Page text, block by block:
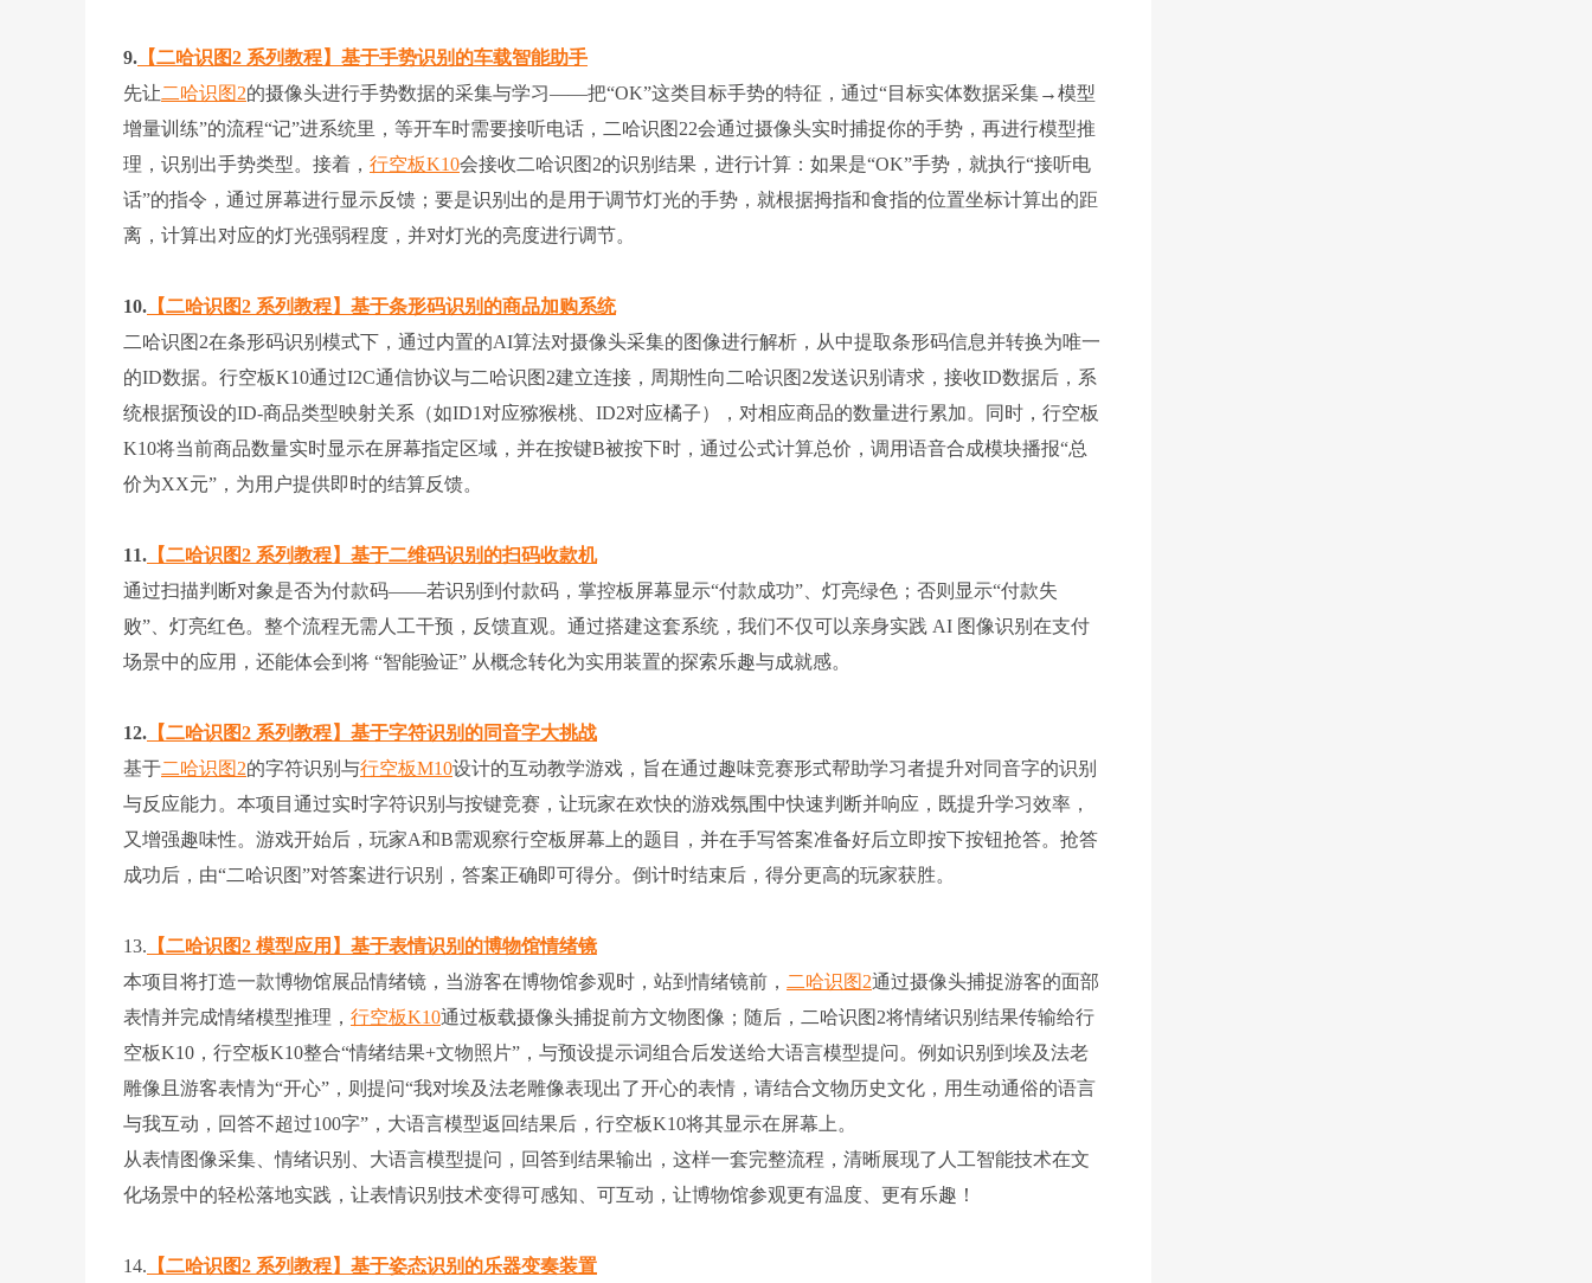
9. 【二哈识图2 系列教程】基于手势识别的车载智能助手
先让二哈识图2的摄像头进行手势数据的采集与学习——把“OK”这类目标手势的特征，通过“目标实体数据采集→模型
增量训练”的流程“记”进系统里，等开车时需要接听电话，二哈识图22会通过摄像头实时捕捉你的手势，再进行模型推
理，识别出手势类型。接着， 行空板K10会接收二哈识图2的识别结果，进行计算：如果是“OK”手势，就执行“接听电
话”的指令，通过屏幕进行显示反馈；要是识别出的是用于调节灯光的手势，就根据拇指和食指的位置坐标计算出的距
离，计算出对应的灯光强弱程度，并对灯光的亮度进行调节。
10. 【二哈识图2 系列教程】基于条形码识别的商品加购系统
二哈识图2在条形码识别模式下，通过内置的AI算法对摄像头采集的图像进行解析，从中提取条形码信息并转换为唯一
的ID数据。行空板K10通过I2C通信协议与二哈识图2建立连接，周期性向二哈识图2发送识别请求，接收ID数据后，系
统根据预设的ID-商品类型映射关系（如ID1对应猕猴桃、ID2对应橘子），对相应商品的数量进行累加。同时，行空板
K10将当前商品数量实时显示在屏幕指定区域，并在按键B被按下时，通过公式计算总价，调用语音合成模块播报“总
价为XX元”，为用户提供即时的结算反馈。
11. 【二哈识图2 系列教程】基于二维码识别的扫码收款机
通过扫描判断对象是否为付款码——若识别到付款码，掌控板屏幕显示“付款成功”、灯亮绿色；否则显示“付款失
败”、灯亮红色。整个流程无需人工干预，反馈直观。通过搭建这套系统，我们不仅可以亲身实践 AI 图像识别在支付
场景中的应用，还能体会到将 “智能验证” 从概念转化为实用装置的探索乐趣与成就感。
12. 【二哈识图2 系列教程】基于字符识别的同音字大挑战
基于二哈识图2的字符识别与行空板M10设计的互动教学游戏，旨在通过趣味竞赛形式帮助学习者提升对同音字的识别
与反应能力。本项目通过实时字符识别与按键竞赛，让玩家在欢快的游戏氛围中快速判断并响应，既提升学习效率，
又增强趣味性。游戏开始后，玩家A和B需观察行空板屏幕上的题目，并在手写答案准备好后立即按下按钮抢答。抢答
成功后，由“二哈识图”对答案进行识别，答案正确即可得分。倒计时结束后，得分更高的玩家获胜。
13. 【二哈识图2 模型应用】基于表情识别的博物馆情绪镜
本项目将打造一款博物馆展品情绪镜，当游客在博物馆参观时，站到情绪镜前， 二哈识图2通过摄像头捕捉游客的面部
表情并完成情绪模型推理， 行空板K10通过板载摄像头捕捉前方文物图像；随后，二哈识图2将情绪识别结果传输给行
空板K10，行空板K10整合“情绪结果+文物照片”，与预设提示词组合后发送给大语言模型提问。例如识别到埃及法老
雕像且游客表情为“开心”，则提问“我对埃及法老雕像表现出了开心的表情，请结合文物历史文化，用生动通俗的语言
与我互动，回答不超过100字”，大语言模型返回结果后，行空板K10将其显示在屏幕上。
从表情图像采集、情绪识别、大语言模型提问，回答到结果输出，这样一套完整流程，清晰展现了人工智能技术在文
化场景中的轻松落地实践，让表情识别技术变得可感知、可互动，让博物馆参观更有温度、更有乐趣！
14. 【二哈识图2 系列教程】基于姿态识别的乐器变奏装置